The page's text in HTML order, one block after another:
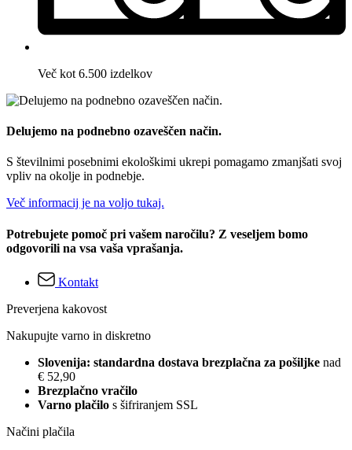
Več kot 6.500 izdelkov
Delujemo na podnebno ozaveščen način.
S številnimi posebnimi ekološkimi ukrepi pomagamo zmanjšati svoj
vpliv na okolje in podnebje.
Več informacij je na voljo tukaj.
Potrebujete pomoč pri vašem naročilu? Z veseljem bomo
odgovorili na vsa vaša vprašanja.
Kontakt
Preverjena kakovost
Nakupujte varno in diskretno
Slovenija: standardna dostava brezplačna za pošiljke nad
€ 52,90
Brezplačno vračilo
Varno plačilo s šifriranjem SSL
Načini plačila